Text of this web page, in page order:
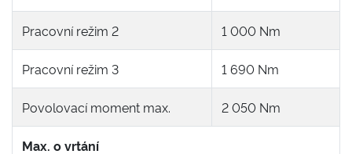
Pracovní režim 2 1 000 Nm
Pracovní režim 3 1 690 Nm
Povolovací moment max. 2 050 Nm
Max. o vrtání